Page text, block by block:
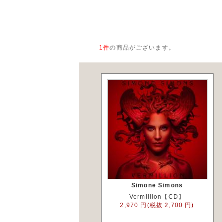
1件の商品がございます。
Simone Simons
Vermillion【CD】
2,970 円(税抜 2,700 円)